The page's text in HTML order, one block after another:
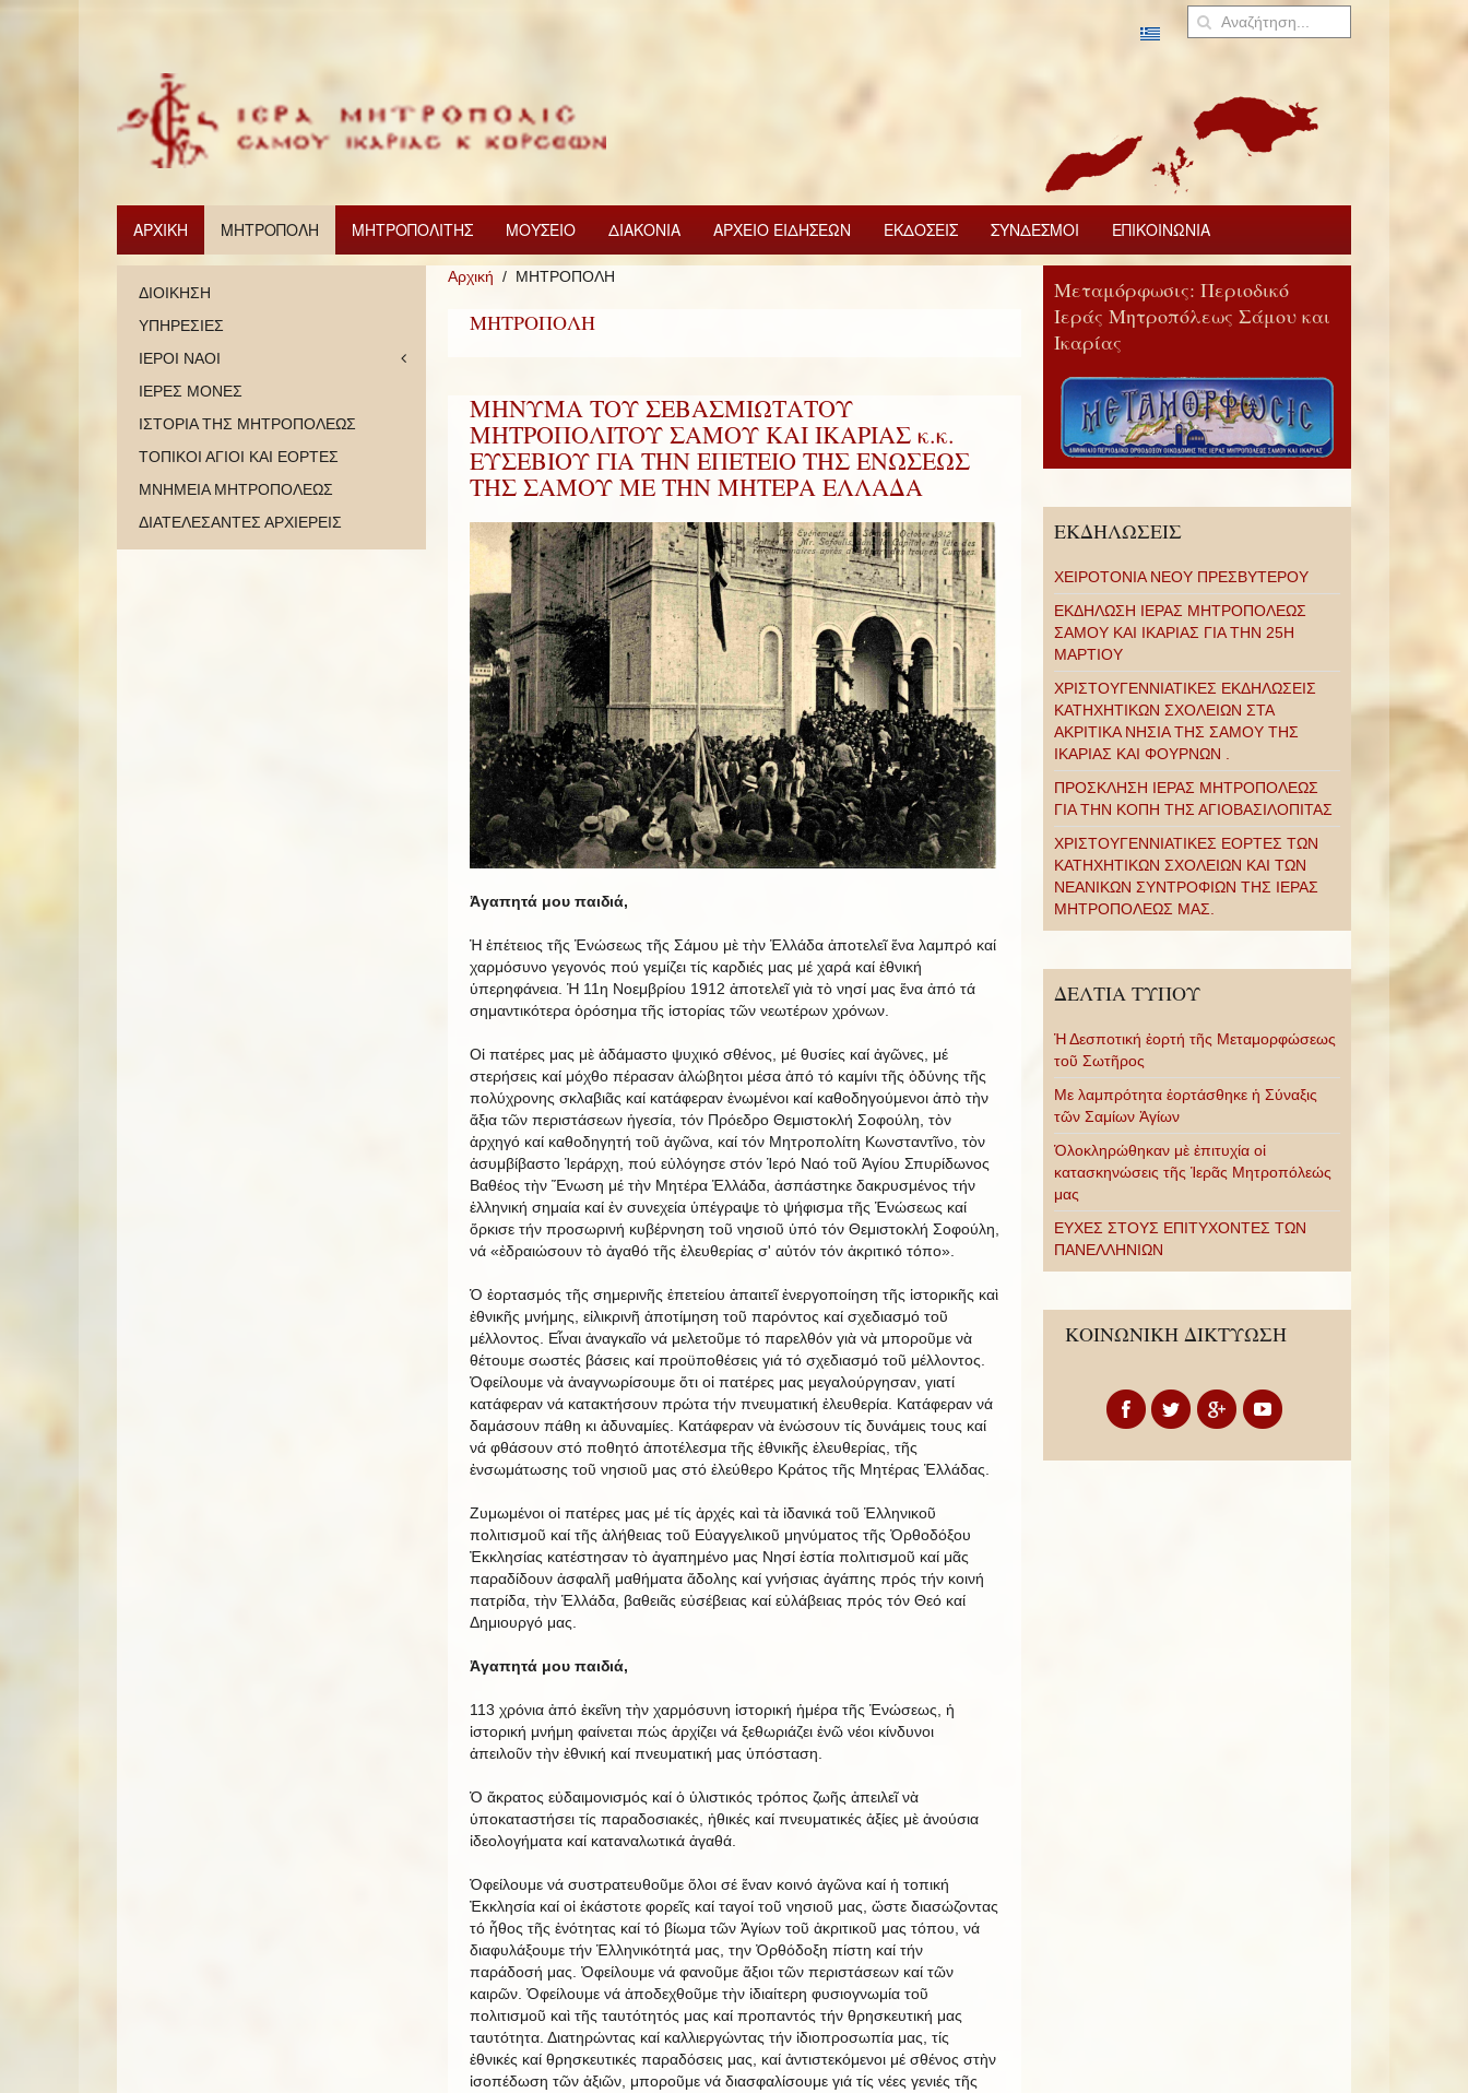
ΑΡΧΙΚΗ ΜΗΤΡΟΠΟΛΗ ΜΗΤΡΟΠΟΛΙΤΗΣ ΜΟΥΣΕΙΟ ΔΙΑΚΟΝΙΑ ΑΡΧΕΙΟ ΕΙΔΗΣΕΩΝ ΕΚΔΟΣΕΙΣ ΣΥΝΔΕΣΜΟΙ ΕΠΙΚΟΙΝΩΝΙΑ
Αρχική ΜΗΤΡΟΠΟΛΗ
ΜΗΤΡΟΠΟΛΗ
ΜΗΝΥΜΑ ΤΟΥ ΣΕΒΑΣΜΙΩΤΑΤΟΥ
ΜΗΤΡΟΠΟΛΙΤΟΥ ΣΑΜΟΥ ΚΑΙ ΙΚΑΡΙΑΣ κ.κ.
ΕΥΣΕΒΙΟΥ ΓΙΑ ΤΗΝ ΕΠΕΤΕΙΟ ΤΗΣ ΕΝΩΣΕΩΣ
ΤΗΣ ΣΑΜΟΥ ΜΕ ΤΗΝ ΜΗΤΕΡΑ ΕΛΛΑΔΑ
Ἀγαπητά μου παιδιά,
Ἡ ἐπέτειος τῆς Ἑνώσεως τῆς Σάμου μὲ τὴν Ἑλλάδα ἀποτελεῖ ἕνα λαμπρό καί
χαρμόσυνο γεγονός πού γεμίζει τίς καρδιές μας μέ χαρά καί ἐθνική
ὑπερηφάνεια. Ἡ 11η Νοεμβρίου 1912 ἀποτελεῖ γιὰ τὸ νησί μας ἕνα ἀπό τά
σημαντικότερα ὁρόσημα τῆς ἱστορίας τῶν νεωτέρων χρόνων.
Οἱ πατέρες μας μὲ ἀδάμαστο ψυχικό σθένος, μέ θυσίες καί ἀγῶνες, μέ
στερήσεις καί μόχθο πέρασαν ἀλώβητοι μέσα ἀπό τό καμίνι τῆς ὀδύνης τῆς
πολύχρονης σκλαβιᾶς καί κατάφεραν ἑνωμένοι καί καθοδηγούμενοι ἀπὸ τὴν
ἄξια τῶν περιστάσεων ἡγεσία, τόν Πρόεδρο Θεμιστοκλή Σοφούλη, τὸν
ἀρχηγό καί καθοδηγητή τοῦ ἀγῶνα, καί τόν Μητροπολίτη Κωνσταντῖνο, τὸν
ἀσυμβίβαστο Ἱεράρχη, πού εὐλόγησε στόν Ἱερό Ναό τοῦ Ἁγίου Σπυρίδωνος
Βαθέος τὴν Ἕνωση μέ τὴν Μητέρα Ἑλλάδα, ἀσπάστηκε δακρυσμένος τήν
ἑλληνική σημαία καί ἐν συνεχεία ὑπέγραψε τὸ ψήφισμα τῆς Ἑνώσεως καί
ὅρκισε τήν προσωρινή κυβέρνηση τοῦ νησιοῦ ὑπό τόν Θεμιστοκλή Σοφούλη,
νά «ἐδραιώσουν τὸ ἀγαθό τῆς ἐλευθερίας σ' αὐτόν τόν ἀκριτικό τόπο».
Ὁ ἑορτασμός τῆς σημερινῆς ἐπετείου ἀπαιτεῖ ἐνεργοποίηση τῆς ἱστορικῆς καὶ
ἐθνικῆς μνήμης, εἰλικρινῆ ἀποτίμηση τοῦ παρόντος καί σχεδιασμό τοῦ
μέλλοντος. Εἶναι ἀναγκαῖο νά μελετοῦμε τό παρελθόν γιὰ νὰ μποροῦμε νὰ
θέτουμε σωστές βάσεις καί προϋποθέσεις γιά τό σχεδιασμό τοῦ μέλλοντος.
Ὀφείλουμε νὰ ἀναγνωρίσουμε ὅτι οἱ πατέρες μας μεγαλούργησαν, γιατί
κατάφεραν νά κατακτήσουν πρώτα τήν πνευματική ἐλευθερία. Κατάφεραν νά
δαμάσουν πάθη κι ἀδυναμίες. Κατάφεραν νὰ ἑνώσουν τίς δυνάμεις τους καί
νά φθάσουν στό ποθητό ἀποτέλεσμα τῆς ἐθνικῆς ἐλευθερίας, τῆς
ἐνσωμάτωσης τοῦ νησιοῦ μας στό ἐλεύθερο Κράτος τῆς Μητέρας Ἑλλάδας.
Ζυμωμένοι οἱ πατέρες μας μέ τίς ἀρχές καὶ τὰ ἰδανικά τοῦ Ἑλληνικοῦ
πολιτισμοῦ καί τῆς ἀλήθειας τοῦ Εὐαγγελικοῦ μηνύματος τῆς Ὀρθοδόξου
Ἐκκλησίας κατέστησαν τὸ ἀγαπημένο μας Νησί ἑστία πολιτισμοῦ καί μᾶς
παραδίδουν ἀσφαλῆ μαθήματα ἄδολης καί γνήσιας ἀγάπης πρός τήν κοινή
πατρίδα, τὴν Ἑλλάδα, βαθειᾶς εὐσέβειας καί εὐλάβειας πρός τόν Θεό καί
Δημιουργό μας.
Ἀγαπητά μου παιδιά,
113 χρόνια ἀπό ἐκεῖνη τὴν χαρμόσυνη ἱστορική ἡμέρα τῆς Ἑνώσεως, ἡ
ἱστορική μνήμη φαίνεται πώς ἀρχίζει νά ξεθωριάζει ἐνῶ νέοι κίνδυνοι
ἀπειλοῦν τὴν ἐθνική καί πνευματική μας ὑπόσταση.
Ὁ ἄκρατος εὐδαιμονισμός καί ὁ ὑλιστικός τρόπος ζωῆς ἀπειλεῖ νὰ
ὑποκαταστήσει τίς παραδοσιακές, ἠθικές καί πνευματικές ἀξίες μὲ ἀνούσια
ἰδεολογήματα καί καταναλωτικά ἀγαθά.
Ὀφείλουμε νά συστρατευθοῦμε ὅλοι σέ ἕναν κοινό ἀγῶνα καί ἡ τοπική
Ἐκκλησία καί οἱ ἑκάστοτε φορεῖς καί ταγοί τοῦ νησιοῦ μας, ὥστε διασώζοντας
τό ἦθος τῆς ἑνότητας καί τό βίωμα τῶν Ἁγίων τοῦ ἀκριτικοῦ μας τόπου, νά
διαφυλάξουμε τήν Ἑλληνικότητά μας, την Ὀρθόδοξη πίστη καί τήν
παράδοσή μας. Ὀφείλουμε νά φανοῦμε ἄξιοι τῶν περιστάσεων καί τῶν
καιρῶν. Ὀφείλουμε νά ἀποδεχθοῦμε τὴν ἰδιαίτερη φυσιογνωμία τοῦ
πολιτισμοῦ καὶ τῆς ταυτότητός μας καί προπαντός τήν θρησκευτική μας
ταυτότητα. Διατηρώντας καί καλλιεργώντας τήν ἰδιοπροσωπία μας, τίς
ἐθνικές καί θρησκευτικές παραδόσεις μας, καί ἀντιστεκόμενοι μέ σθένος στὴν
ἰσοπέδωση τῶν ἀξιῶν, μποροῦμε νά διασφαλίσουμε γιά τίς νέες γενιές τῆς
ΔΙΟΙΚΗΣΗ
ΥΠΗΡΕΣΙΕΣ
ΙΕΡΟΙ ΝΑΟΙ
ΙΕΡΕΣ ΜΟΝΕΣ
ΙΣΤΟΡΙΑ ΤΗΣ ΜΗΤΡΟΠΟΛΕΩΣ
ΤΟΠΙΚΟΙ ΑΓΙΟΙ ΚΑΙ ΕΟΡΤΕΣ
ΜΝΗΜΕΙΑ ΜΗΤΡΟΠΟΛΕΩΣ
ΔΙΑΤΕΛΕΣΑΝΤΕΣ ΑΡΧΙΕΡΕΙΣ
Μεταμόρφωσις: Περιοδικό
Ιεράς Μητροπόλεως Σάμου και
Ικαρίας
ΕΚΔΗΛΩΣΕΙΣ
ΧΕΙΡΟΤΟΝΙΑ ΝΕΟΥ ΠΡΕΣΒΥΤΕΡΟΥ
ΕΚΔΗΛΩΣΗ ΙΕΡΑΣ ΜΗΤΡΟΠΟΛΕΩΣ
ΣΑΜΟΥ ΚΑΙ ΙΚΑΡΙΑΣ ΓΙΑ ΤΗΝ 25Η
ΜΑΡΤΙΟΥ
ΧΡΙΣΤΟΥΓΕΝΝΙΑΤΙΚΕΣ ΕΚΔΗΛΩΣΕΙΣ
ΚΑΤΗΧΗΤΙΚΩΝ ΣΧΟΛΕΙΩΝ ΣΤΑ
ΑΚΡΙΤΙΚΑ ΝΗΣΙΑ ΤΗΣ ΣΑΜΟΥ ΤΗΣ
ΙΚΑΡΙΑΣ ΚΑΙ ΦΟΥΡΝΩΝ .
ΠΡΟΣΚΛΗΣΗ ΙΕΡΑΣ ΜΗΤΡΟΠΟΛΕΩΣ
ΓΙΑ ΤΗΝ ΚΟΠΗ ΤΗΣ ΑΓΙΟΒΑΣΙΛΟΠΙΤΑΣ
ΧΡΙΣΤΟΥΓΕΝΝΙΑΤΙΚΕΣ ΕΟΡΤΕΣ ΤΩΝ
ΚΑΤΗΧΗΤΙΚΩΝ ΣΧΟΛΕΙΩΝ ΚΑΙ ΤΩΝ
ΝΕΑΝΙΚΩΝ ΣΥΝΤΡΟΦΙΩΝ ΤΗΣ ΙΕΡΑΣ
ΜΗΤΡΟΠΟΛΕΩΣ ΜΑΣ.
ΔΕΛΤΙΑ ΤΥΠΟΥ
Ἡ Δεσποτική ἑορτή τῆς Μεταμορφώσεως
τοῦ Σωτῆρος
Με λαμπρότητα ἑορτάσθηκε ἡ Σύναξις
τῶν Σαμίων Ἁγίων
Ὁλοκληρώθηκαν μὲ ἐπιτυχία οἱ
κατασκηνώσεις τῆς Ἱερᾶς Μητροπόλεώς
μας
ΕΥΧΕΣ ΣΤΟΥΣ ΕΠΙΤΥΧΟΝΤΕΣ ΤΩΝ
ΠΑΝΕΛΛΗΝΙΩΝ
ΚΟΙΝΩΝΙΚΗ ΔΙΚΤΥΩΣΗ